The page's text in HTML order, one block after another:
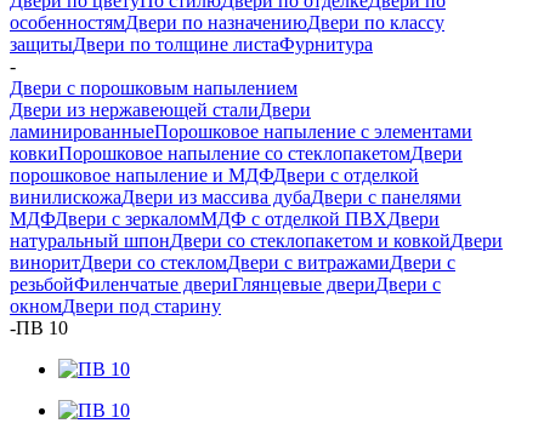
особенностямДвери по назначениюДвери по классу
защитыДвери по толщине листаФурнитура
-
Двери с порошковым напылением
Двери из нержавеющей сталиДвери
ламинированныеПорошковое напыление с элементами
ковкиПорошковое напыление со стеклопакетомДвери
порошковое напыление и МДФДвери с отделкой
винилискожаДвери из массива дубаДвери с панелями
МДФДвери с зеркаломМДФ с отделкой ПВХДвери
натуральный шпонДвери со стеклопакетом и ковкойДвери
виноритДвери со стекломДвери с витражамиДвери с
резьбойФиленчатые двериГлянцевые двериДвери с
окномДвери под старину
-ПВ 10